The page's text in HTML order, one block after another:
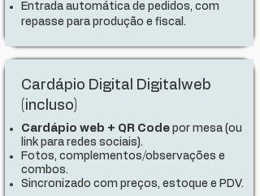
Entrada automática de pedidos, com
repasse para produção e fiscal.
Cardápio Digital Digitalweb
(incluso)
Cardápio web + QR Code por mesa (ou
link para redes sociais).
Fotos, complementos/observações e
combos.
Sincronizado com preços, estoque e PDV.